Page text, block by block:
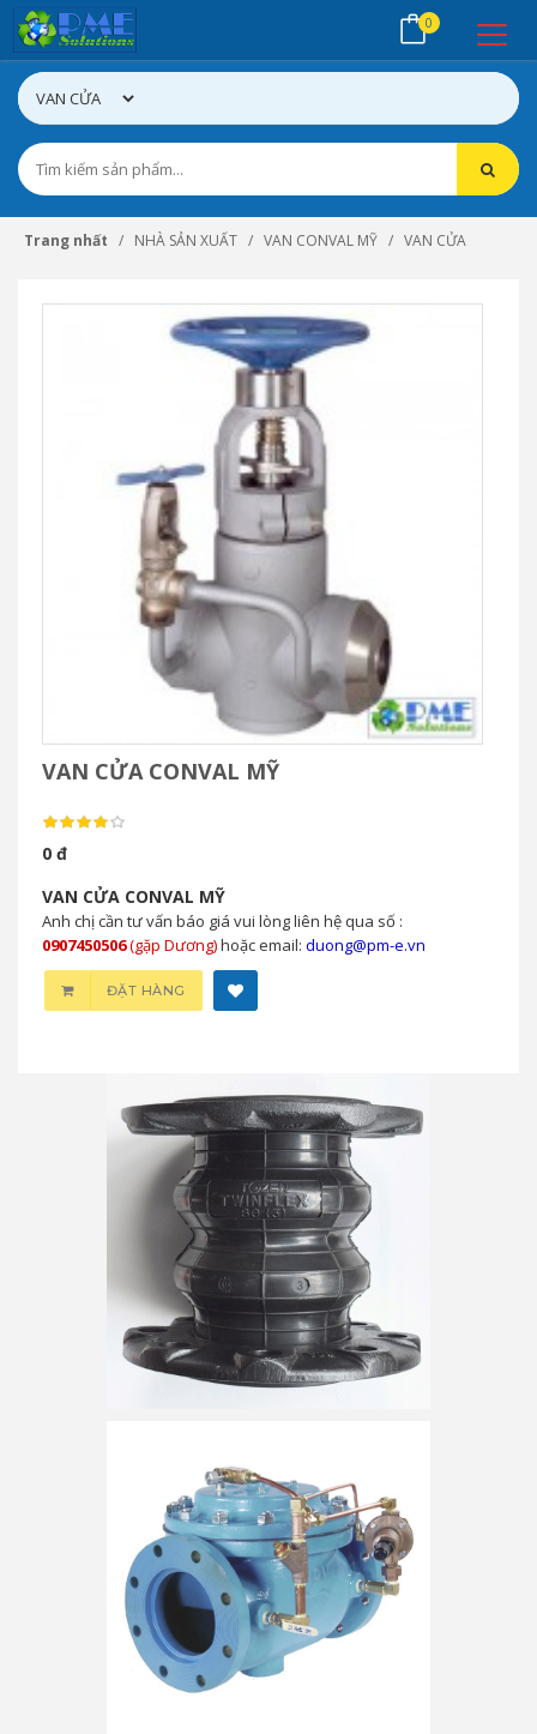
0
Trang nhất NHÀ SẢN XUẤT VAN CONVAL MỸ VAN CỬA
VAN CỬA CONVAL MỸ
0 đ
VAN CỬA CONVAL MỸ
Anh chị cần tư vấn báo giá vui lòng liên hệ qua số :
0907450506(gặp Dương)hoặc email: duong@pm-e.vn
ĐẶT HÀNG